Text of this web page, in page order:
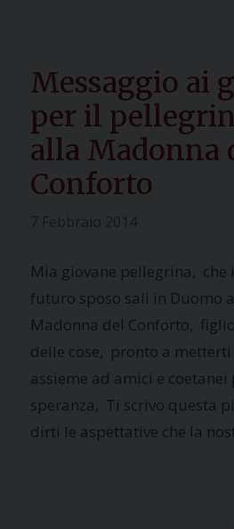
Messaggio ai
per il
alla Madonna
Conforto
Mia giovane pellegrina, che
futuro sposo sali in Duomo
Madonna del Conforto,
delle cose, pronto a
assieme ad amici e
speranza, Ti scrivo questa
dirti le aspettative che la